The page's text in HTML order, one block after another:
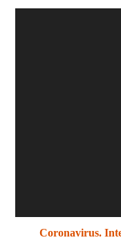
Coronavirus.